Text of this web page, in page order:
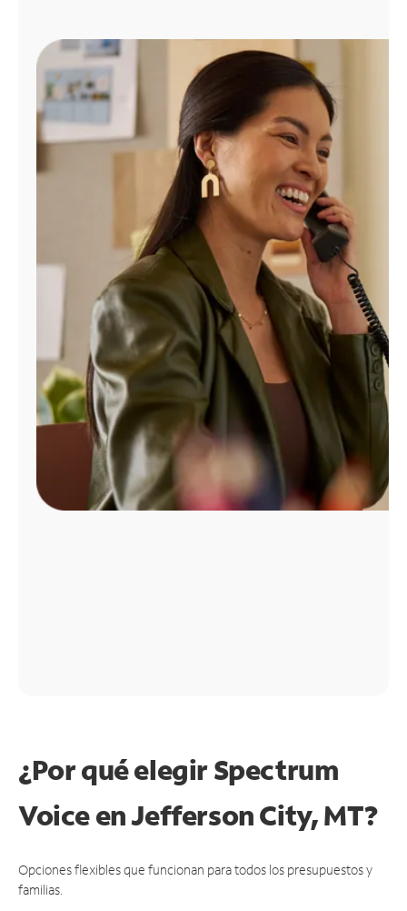
Administrar
cuenta
Encuentra
tienda
¿Por qué elegir Spectrum
Voice en Jefferson City, MT?
Opciones flexibles que funcionan para todos los presupuestos y
familias.